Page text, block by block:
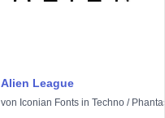
Alien League
von Iconian Fonts in Techno /